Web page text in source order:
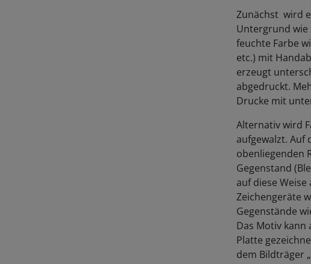
Zunächst wird
Untergrund wie
feuchte Farbe
etc.) mit
erzeugt
abgedruckt.
Drucke mit
Alternativ wird
aufgewalzt. Auf
obenliegenden
Gegenstand
auf diese
Zeichengeräte
Gegenstände
Das Motiv kann
Platte
dem Bildträger